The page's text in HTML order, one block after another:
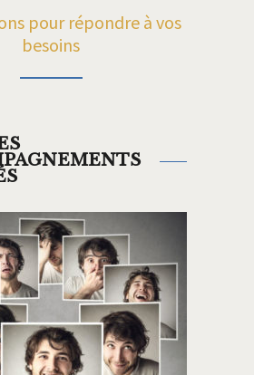
pour répondre à vos
besoins